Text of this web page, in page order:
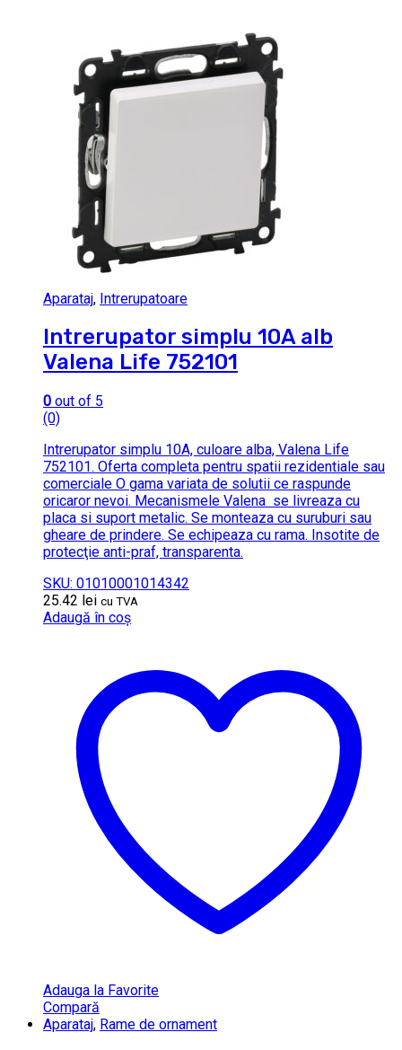
Aparataj, Intrerupatoare
Intrerupator simplu 10A alb
Valena Life 752101
0 out of 5
(0)
Intrerupator simplu 10A, culoare alba, Valena Life
752101. Oferta completa pentru spatii rezidentiale sau
comerciale O gama variata de solutii ce raspunde
oricaror nevoi. Mecanismele Valena se livreaza cu
placa si suport metalic. Se monteaza cu suruburi sau
gheare de prindere. Se echipeaza cu rama. Insotite de
protecţie anti-praf, transparenta.
SKU: 01010001014342
25.42 lei cu TVA
Adaugă în coș
Adauga la Favorite
Compară
Aparataj, Rame de ornament